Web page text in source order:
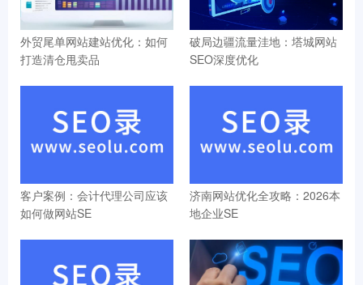
外贸尾单网站建站优化：如何
打造清仓甩卖品
破局边疆流量洼地：塔城网站
SEO深度优化
客户案例：会计代理公司应该
如何做网站SE
济南网站优化全攻略：2026本
地企业SE